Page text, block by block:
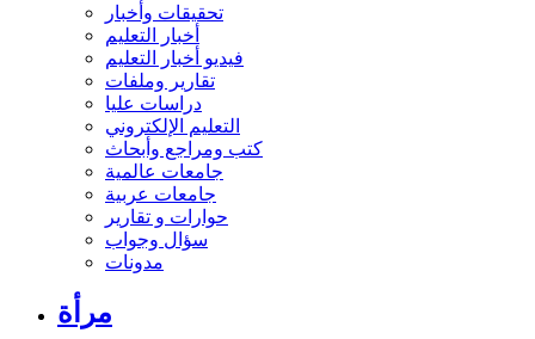
تحقيقات وأخبار
أخبار التعليم
فيديو أخبار التعليم
تقارير وملفات
دراسات عليا
التعليم الإلكتروني
كتب ومراجع وأبحاث
جامعات عالمية
جامعات عربية
حوارات و تقارير
سؤال وجواب
مدونات
مرأة